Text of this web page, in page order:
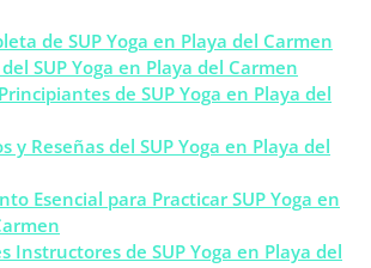
de SUP Yoga en Playa del Carmen
SUP Yoga en Playa del Carmen
de SUP Yoga en Playa del
y Reseñas del SUP Yoga en Playa del
Esencial para Practicar SUP Yoga en
Instructores de SUP Yoga en Playa del